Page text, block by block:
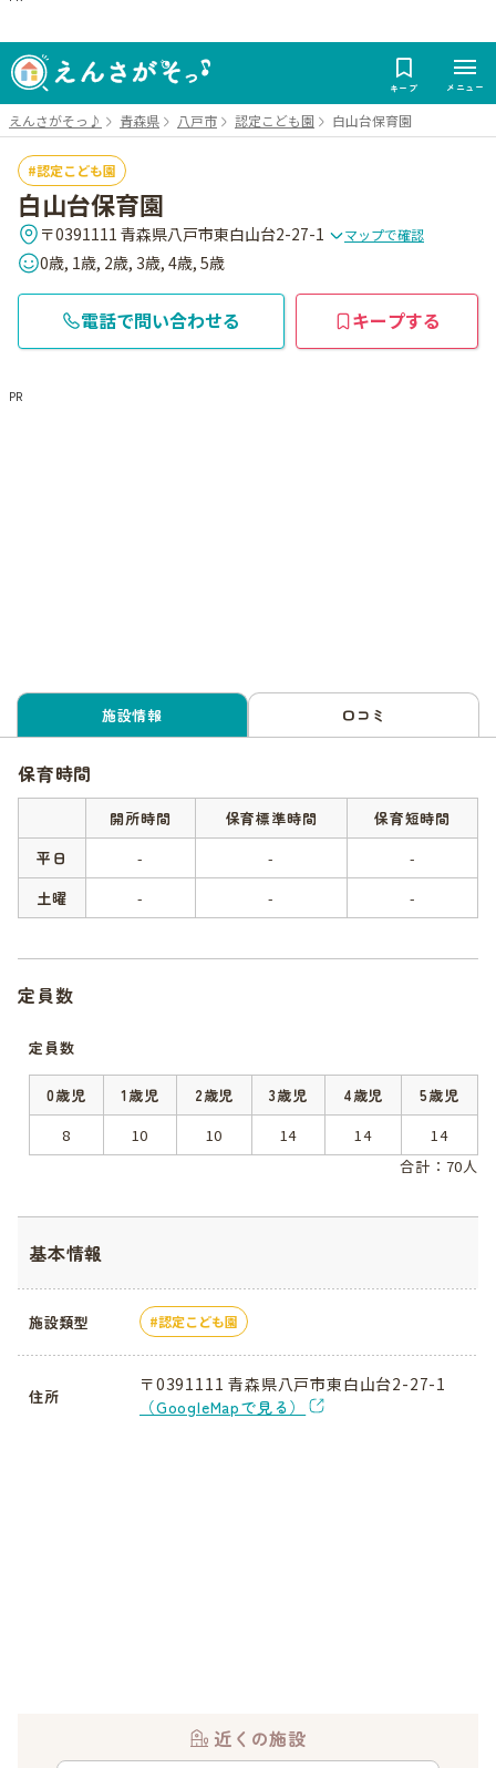
キープ メニュー
えんさがそっ♪ 青森県 八戸市 認定こども園 白山台保育園
認定こども園
白山台保育園
〒0391111 青森県八戸市東白山台2-27-1 マップで確認
0歳, 1歳, 2歳, 3歳, 4歳, 5歳
電話で問い合わせる キープする
PR
施設情報 口コミ
保育時間
開所時間 保育標準時間
保育短時間
平日
- -
-
土曜
- - -
定員数
定員数
0歳児 1歳児 2歳児 3歳児 4歳児
5歳児
8
10 10 14 14
14
合計：70人
基本情報
施設類型 認定こども園
住所
〒0391111 青森県八戸市東白山台2-27-1
（GoogleMapで見る）
近くの施設